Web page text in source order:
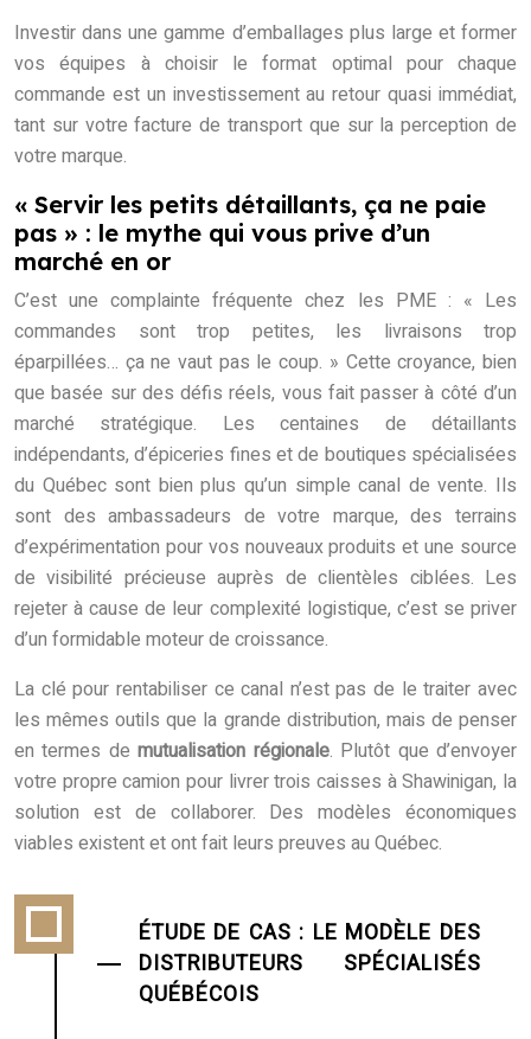
Investir dans une gamme d’emballages plus large et former
vos équipes à choisir le format optimal pour chaque
commande est un investissement au retour quasi immédiat,
tant sur votre facture de transport que sur la perception de
votre marque.
« Servir les petits détaillants, ça ne paie
pas » : le mythe qui vous prive d’un
marché en or
C’est une complainte fréquente chez les PME : « Les
commandes sont trop petites, les livraisons trop
éparpillées… ça ne vaut pas le coup. » Cette croyance, bien
que basée sur des défis réels, vous fait passer à côté d’un
marché stratégique. Les centaines de détaillants
indépendants, d’épiceries fines et de boutiques spécialisées
du Québec sont bien plus qu’un simple canal de vente. Ils
sont des ambassadeurs de votre marque, des terrains
d’expérimentation pour vos nouveaux produits et une source
de visibilité précieuse auprès de clientèles ciblées. Les
rejeter à cause de leur complexité logistique, c’est se priver
d’un formidable moteur de croissance.
La clé pour rentabiliser ce canal n’est pas de le traiter avec
les mêmes outils que la grande distribution, mais de penser
en termes demutualisation régionale. Plutôt que d’envoyer
votre propre camion pour livrer trois caisses à Shawinigan, la
solution est de collaborer. Des modèles économiques
viables existent et ont fait leurs preuves au Québec.
ÉTUDE DE CAS : LE MODÈLE DES
DISTRIBUTEURS SPÉCIALISÉS
QUÉBÉCOIS